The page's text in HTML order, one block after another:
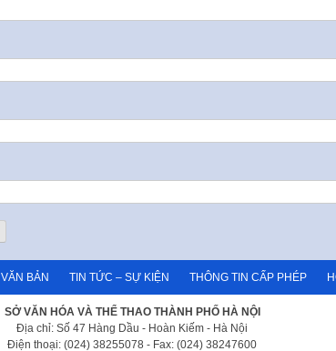
VĂN BẢN TIN TỨC – SỰ KIỆN THÔNG TIN CẤP PHÉP
SỞ VĂN HÓA VÀ THỂ THAO THÀNH PHỐ HÀ NỘI
Địa chỉ: Số 47 Hàng Dầu - Hoàn Kiếm - Hà Nội
Điện thoại: (024) 38255078 - Fax: (024) 38247600